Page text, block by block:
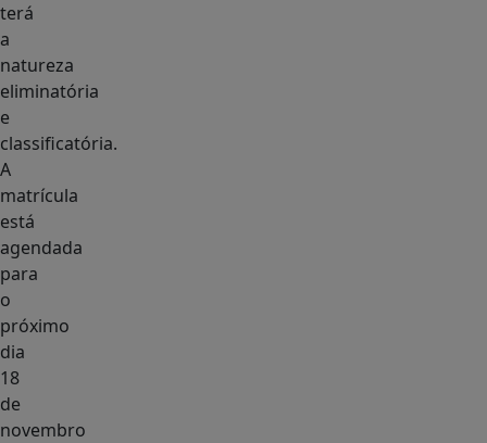
terá
a
natureza
eliminatória
e
classificatória.
A
matrícula
está
agendada
para
o
próximo
dia
18
de
novembro